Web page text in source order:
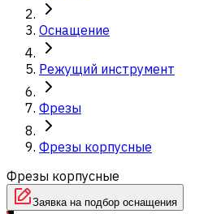
Оснащение
Режущий инструмент
Фрезы
Фрезы корпусные
Фрезы корпусные
Заявка на подбор оснащения